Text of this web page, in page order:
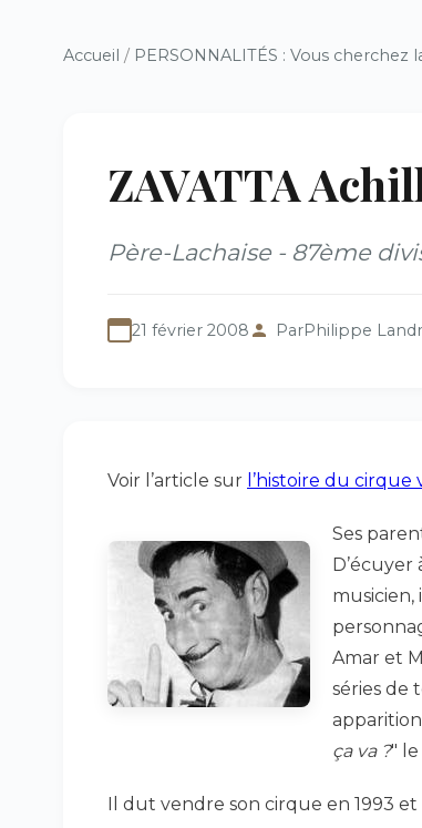
Accueil / PERSONNALITÉS : Vous cherchez
ZAVATTA
Père-Lachaise - 87ème
21 février 2008 ParPhilippe
Voir l’article sur l’histoire du
Ses
musicien,
Amar et
séries de
ça va ?"
Il dut vendre son cirque en 1993 et